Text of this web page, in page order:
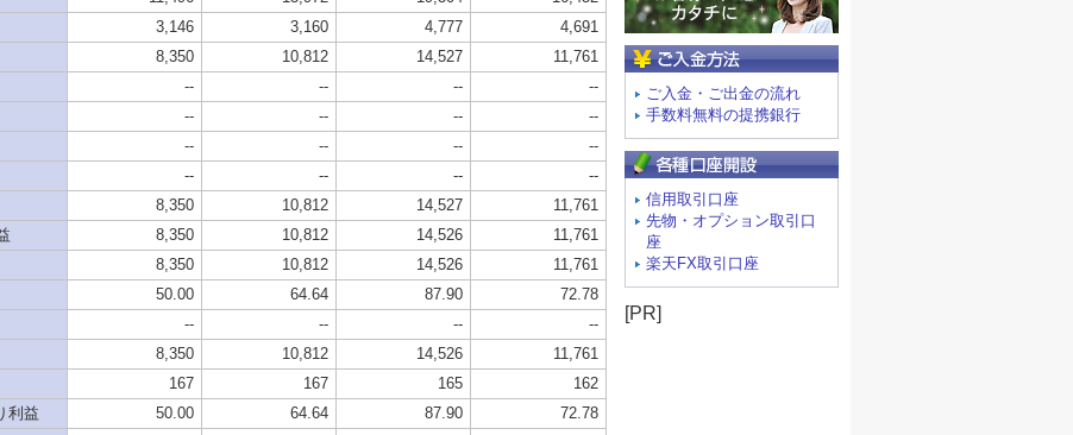
ご入金・ご出金の流れ
手数料無料の提携銀行
信用取引口座
先物・オプション取引口
座
楽天FX取引口座
[PR]